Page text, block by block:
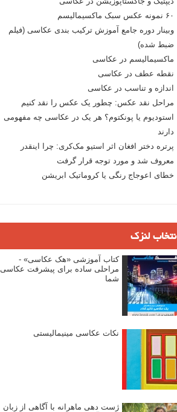
۶۰ نمونه عکس سبک ماکسیمالیسم
وبینار دوره جامع آموزش ترکیب بندی عکاسی (فیلم
ضبط شده)
ماکسیمالیسم در عکاسی
نقطه عطف در عکاسی
اندازه و تناسب در عکاسی
مراحل نقد عکس: چطور یک عکس را نقد کنیم
استودیوم یا پونکتوم؟ هر یک در عکاسی چه مفهومی
دارند
پرتره دختر افغان اثر استیو مک‌کری: چرا اینقدر
معروف شد و مورد توجه قرار گرفت
خطای اعوجاج رنگی یا کروماتیک ابریشن
لنزک
کتاب آموزشی «هک عکاسی» -
مراحلی ساده برای پیشرفت عکاسی
شما
نکات عکاسی مینیمالیستی
ژست دهی ماهرانه با آگاهی از زبان